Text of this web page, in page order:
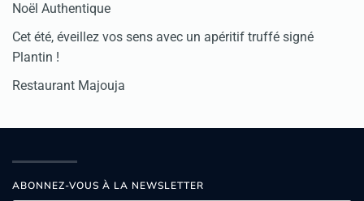
Noël Authentique
Cet été, éveillez vos sens avec un apéritif truffé signé
Plantin !
Restaurant Majouja
ABONNEZ-VOUS À LA NEWSLETTER